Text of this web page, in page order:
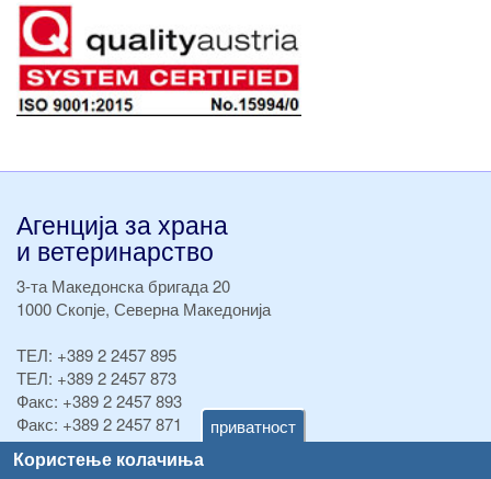
приватност
Користење колачиња
Агенција за храна
и ветеринарство
3-та Македонска бригада 20
1000 Скопје, Северна Македонија
ТЕЛ: +389 2 2457 895
ТЕЛ: +389 2 2457 873
Факс: +389 2 2457 893
Факс: +389 2 2457 871
info@fva.gov.mk